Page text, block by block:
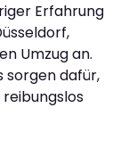
Erfahrung
Umzug an.
sorgen dafür,
reibungslos